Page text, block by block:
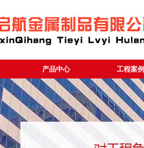
产品中心 工程案例